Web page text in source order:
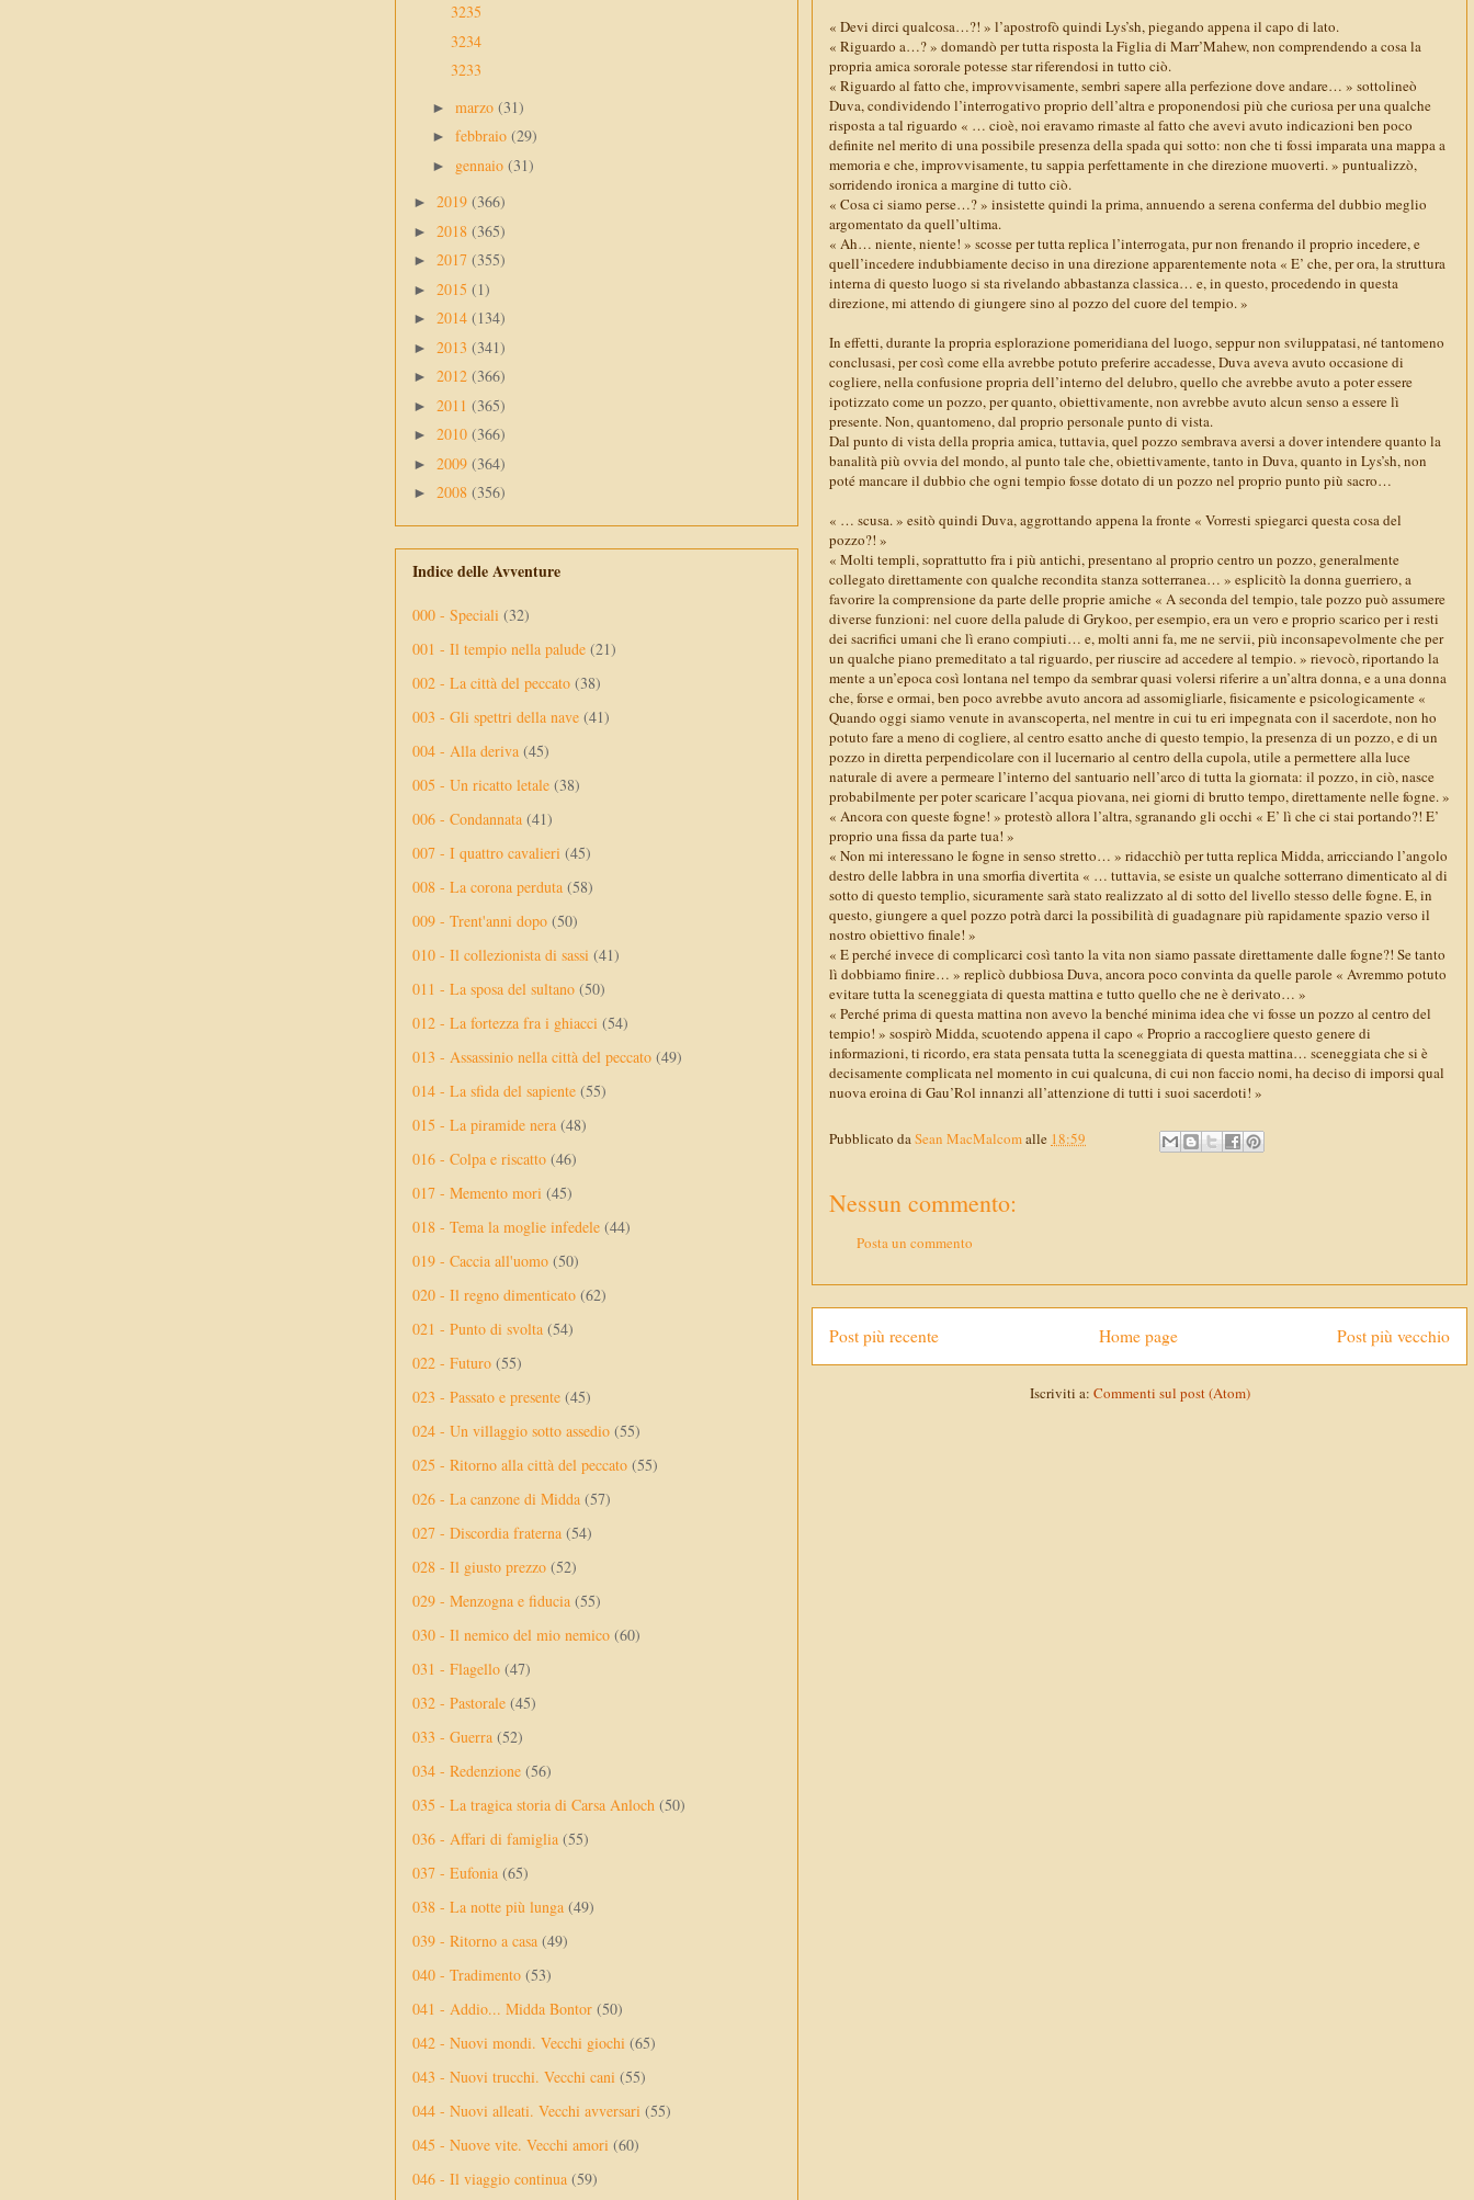
« Devi dirci qualcosa…?! » l’apostrofò quindi Lys’sh, piegando appena il capo di lato.
« Riguardo a…? » domandò per tutta risposta la Figlia di Marr’Mahew, non comprendendo a cosa la
propria amica sororale potesse star riferendosi in tutto ciò.
« Riguardo al fatto che, improvvisamente, sembri sapere alla perfezione dove andare… » sottolineò
Duva, condividendo l’interrogativo proprio dell’altra e proponendosi più che curiosa per una qualche
risposta a tal riguardo « … cioè, noi eravamo rimaste al fatto che avevi avuto indicazioni ben poco
definite nel merito di una possibile presenza della spada qui sotto: non che ti fossi imparata una mappa a
memoria e che, improvvisamente, tu sappia perfettamente in che direzione muoverti. » puntualizzò,
sorridendo ironica a margine di tutto ciò.
« Cosa ci siamo perse…? » insistette quindi la prima, annuendo a serena conferma del dubbio meglio
argomentato da quell’ultima.
« Ah… niente, niente! » scosse per tutta replica l’interrogata, pur non frenando il proprio incedere, e
quell’incedere indubbiamente deciso in una direzione apparentemente nota « E’ che, per ora, la struttura
interna di questo luogo si sta rivelando abbastanza classica… e, in questo, procedendo in questa
direzione, mi attendo di giungere sino al pozzo del cuore del tempio. »
In effetti, durante la propria esplorazione pomeridiana del luogo, seppur non sviluppatasi, né tantomeno
conclusasi, per così come ella avrebbe potuto preferire accadesse, Duva aveva avuto occasione di
cogliere, nella confusione propria dell’interno del delubro, quello che avrebbe avuto a poter essere
ipotizzato come un pozzo, per quanto, obiettivamente, non avrebbe avuto alcun senso a essere lì
presente. Non, quantomeno, dal proprio personale punto di vista.
Dal punto di vista della propria amica, tuttavia, quel pozzo sembrava aversi a dover intendere quanto la
banalità più ovvia del mondo, al punto tale che, obiettivamente, tanto in Duva, quanto in Lys’sh, non
poté mancare il dubbio che ogni tempio fosse dotato di un pozzo nel proprio punto più sacro…
« … scusa. » esitò quindi Duva, aggrottando appena la fronte « Vorresti spiegarci questa cosa del
pozzo?! »
« Molti templi, soprattutto fra i più antichi, presentano al proprio centro un pozzo, generalmente
collegato direttamente con qualche recondita stanza sotterranea… » esplicitò la donna guerriero, a
favorire la comprensione da parte delle proprie amiche « A seconda del tempio, tale pozzo può assumere
diverse funzioni: nel cuore della palude di Grykoo, per esempio, era un vero e proprio scarico per i resti
dei sacrifici umani che lì erano compiuti… e, molti anni fa, me ne servii, più inconsapevolmente che per
un qualche piano premeditato a tal riguardo, per riuscire ad accedere al tempio. » rievocò, riportando la
mente a un’epoca così lontana nel tempo da sembrar quasi volersi riferire a un’altra donna, e a una donna
che, forse e ormai, ben poco avrebbe avuto ancora ad assomigliarle, fisicamente e psicologicamente «
Quando oggi siamo venute in avanscoperta, nel mentre in cui tu eri impegnata con il sacerdote, non ho
potuto fare a meno di cogliere, al centro esatto anche di questo tempio, la presenza di un pozzo, e di un
pozzo in diretta perpendicolare con il lucernario al centro della cupola, utile a permettere alla luce
naturale di avere a permeare l’interno del santuario nell’arco di tutta la giornata: il pozzo, in ciò, nasce
probabilmente per poter scaricare l’acqua piovana, nei giorni di brutto tempo, direttamente nelle fogne. »
« Ancora con queste fogne! » protestò allora l’altra, sgranando gli occhi « E’ lì che ci stai portando?! E’
proprio una fissa da parte tua! »
« Non mi interessano le fogne in senso stretto… » ridacchiò per tutta replica Midda, arricciando l’angolo
destro delle labbra in una smorfia divertita « … tuttavia, se esiste un qualche sotterrano dimenticato al di
sotto di questo templio, sicuramente sarà stato realizzato al di sotto del livello stesso delle fogne. E, in
questo, giungere a quel pozzo potrà darci la possibilità di guadagnare più rapidamente spazio verso il
nostro obiettivo finale! »
« E perché invece di complicarci così tanto la vita non siamo passate direttamente dalle fogne?! Se tanto
lì dobbiamo finire… » replicò dubbiosa Duva, ancora poco convinta da quelle parole « Avremmo potuto
evitare tutta la sceneggiata di questa mattina e tutto quello che ne è derivato… »
« Perché prima di questa mattina non avevo la benché minima idea che vi fosse un pozzo al centro del
tempio! » sospirò Midda, scuotendo appena il capo « Proprio a raccogliere questo genere di
informazioni, ti ricordo, era stata pensata tutta la sceneggiata di questa mattina… sceneggiata che si è
decisamente complicata nel momento in cui qualcuna, di cui non faccio nomi, ha deciso di imporsi qual
nuova eroina di Gau’Rol innanzi all’attenzione di tutti i suoi sacerdoti! »
Pubblicato daSean MacMalcomalle 18:59
Nessun commento:
Posta un commento
Post più recente Post più vecchio
Home page
Iscriviti a: Commenti sul post (Atom)
3235
3234
3233
► marzo (31)
► febbraio (29)
► gennaio (31)
► 2019 (366)
► 2018 (365)
► 2017 (355)
► 2015 (1)
► 2014 (134)
► 2013 (341)
► 2012 (366)
► 2011 (365)
► 2010 (366)
► 2009 (364)
► 2008 (356)
Indice delle Avventure
000 - Speciali (32)
001 - Il tempio nella palude (21)
002 - La città del peccato (38)
003 - Gli spettri della nave (41)
004 - Alla deriva (45)
005 - Un ricatto letale (38)
006 - Condannata (41)
007 - I quattro cavalieri (45)
008 - La corona perduta (58)
009 - Trent'anni dopo (50)
010 - Il collezionista di sassi (41)
011 - La sposa del sultano (50)
012 - La fortezza fra i ghiacci (54)
013 - Assassinio nella città del peccato (49)
014 - La sfida del sapiente (55)
015 - La piramide nera (48)
016 - Colpa e riscatto (46)
017 - Memento mori (45)
018 - Tema la moglie infedele (44)
019 - Caccia all'uomo (50)
020 - Il regno dimenticato (62)
021 - Punto di svolta (54)
022 - Futuro (55)
023 - Passato e presente (45)
024 - Un villaggio sotto assedio (55)
025 - Ritorno alla città del peccato (55)
026 - La canzone di Midda (57)
027 - Discordia fraterna (54)
028 - Il giusto prezzo (52)
029 - Menzogna e fiducia (55)
030 - Il nemico del mio nemico (60)
031 - Flagello (47)
032 - Pastorale (45)
033 - Guerra (52)
034 - Redenzione (56)
035 - La tragica storia di Carsa Anloch (50)
036 - Affari di famiglia (55)
037 - Eufonia (65)
038 - La notte più lunga (49)
039 - Ritorno a casa (49)
040 - Tradimento (53)
041 - Addio... Midda Bontor (50)
042 - Nuovi mondi. Vecchi giochi (65)
043 - Nuovi trucchi. Vecchi cani (55)
044 - Nuovi alleati. Vecchi avversari (55)
045 - Nuove vite. Vecchi amori (60)
046 - Il viaggio continua (59)